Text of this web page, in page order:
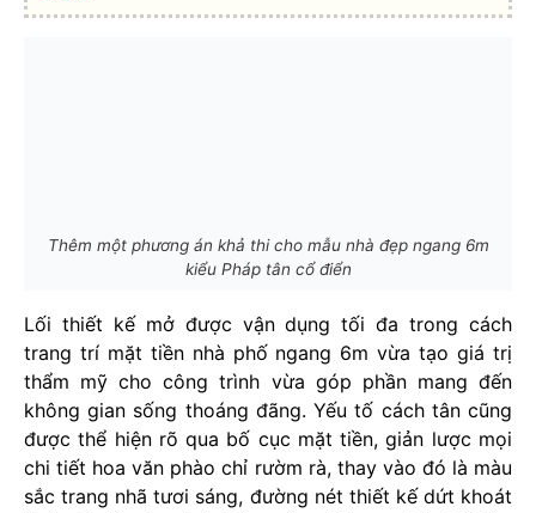
Thêm một phương án khả thi cho mẫu nhà đẹp ngang 6m
kiểu Pháp tân cổ điển
Lối thiết kế mở được vận dụng tối đa trong cách
trang trí mặt tiền nhà phố ngang 6m vừa tạo giá trị
thẩm mỹ cho công trình vừa góp phần mang đến
không gian sống thoáng đãng. Yếu tố cách tân cũng
được thể hiện rõ qua bố cục mặt tiền, giản lược mọi
chi tiết hoa văn phào chỉ rườm rà, thay vào đó là màu
sắc trang nhã tươi sáng, đường nét thiết kế dứt khoát